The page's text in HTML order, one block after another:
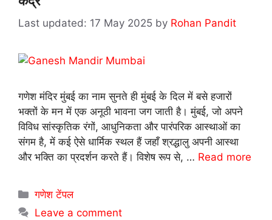
17 May 2025 by Rohan Pandit
गणेश मंदिर मुंबई का नाम सुनते ही मुंबई के दिल में बसे हजारों
भक्तों के मन में एक अनूठी भावना जग जाती है। मुंबई, जो अपने
विविध सांस्कृतिक रंगों, आधुनिकता और पारंपरिक आस्थाओं का
संगम है, में कई ऐसे धार्मिक स्थल हैं जहाँ श्रद्धालु अपनी आस्था
और भक्ति का प्रदर्शन करते हैं। विशेष रूप से, … Read more
Categories
गणेश टेंपल
Leave a comment